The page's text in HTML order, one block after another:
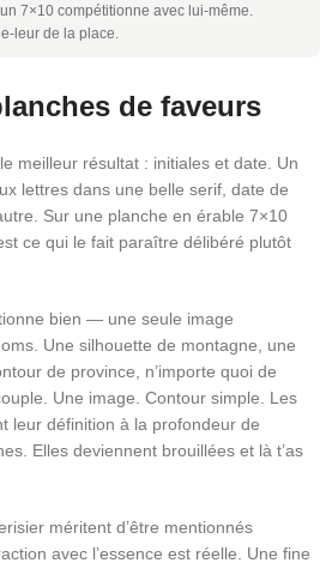
7×10 compétitionne avec lui-même.
leur de la place.
de faveurs
meilleur résultat : initiales et date. Un
lettres dans une belle serif, date de
Sur une planche en érable 7×10
ce qui le fait paraître délibéré plutôt
bien — une seule image
Une silhouette de montagne, une
de province, n’importe quoi de
Une image. Contour simple. Les
leur définition à la profondeur de
Elles deviennent brouillées et là t’as
méritent d’être mentionnés
avec l’essence est réelle. Une fine